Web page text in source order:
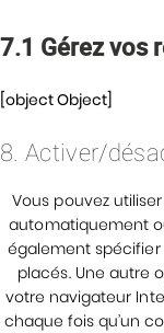
7.1 Gérez vos
[object Object]
8. Activer/
Vous pouvez
automatiquement
également
placés. Une autre
votre navigateur
chaque fois qu’un